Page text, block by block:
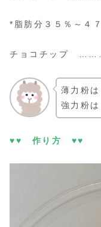
*脂肪分３５％～４
チョコチップ
薄力粉は
強力粉
♥♥ 作り方 ♥♥